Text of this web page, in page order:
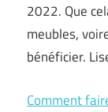
2022. Que
meubles,
bénéficier.
Comment